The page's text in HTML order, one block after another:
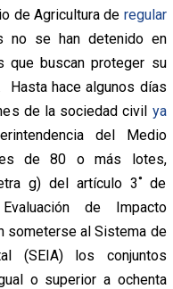
de Agricultura de regular
no se han detenido en
que buscan proteger su
hace algunos días
de la sociedad civil ya
del Medio
de 80 o más lotes,
g) del artículo 3˚ de
de Impacto
someterse al Sistema de
(SEIA) los conjuntos
o superior a ochenta